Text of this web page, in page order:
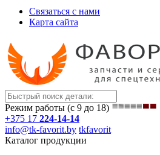
Связаться с нами
Карта сайта
Режим работы (с 9 до 18)
+375 17 224-14-14
info@tk-favorit.by tkfavorit
Каталог продукции